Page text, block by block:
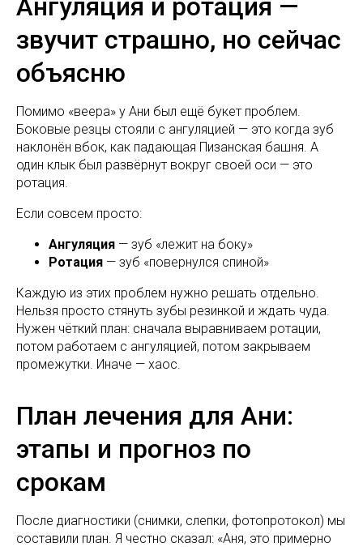
Ангуляция и ротация —
звучит страшно, но сейчас
объясню
Помимо «веера» у Ани был ещё букет проблем.
Боковые резцы стояли с ангуляцией — это когда зуб
наклонён вбок, как падающая Пизанская башня. А
один клык был развёрнут вокруг своей оси — это
ротация.
Если совсем просто:
Ангуляция — зуб «лежит на боку»
Ротация — зуб «повернулся спиной»
Каждую из этих проблем нужно решать отдельно.
Нельзя просто стянуть зубы резинкой и ждать чуда.
Нужен чёткий план: сначала выравниваем ротации,
потом работаем с ангуляцией, потом закрываем
промежутки. Иначе — хаос.
План лечения для Ани:
этапы и прогноз по
срокам
После диагностики (снимки, слепки, фотопротокол) мы
составили план. Я честно сказал: «Аня, это примерно